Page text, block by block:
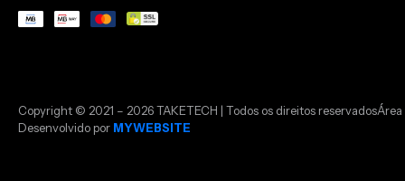
Copyright © 2021 – 2026 TAKETECH | Todos os direitos reservados
Desenvolvido por MYWEBSITE
Área